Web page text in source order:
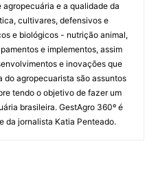
e a qualidade da
cultivares, defensivos e
e biológicos - nutrição animal,
e implementos, assim
e inovações que
do agropecuarista são assuntos
tendo o objetivo de fazer um
brasileira. GestAgro 360º é
da jornalista Katia Penteado.